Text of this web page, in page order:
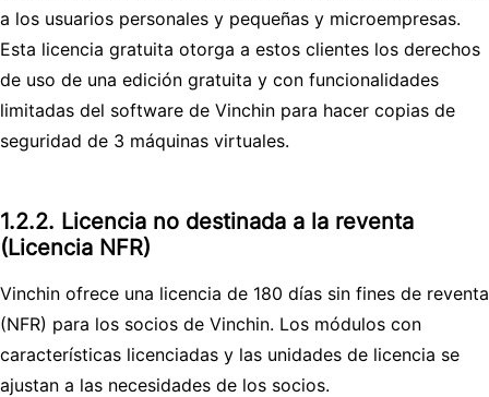
a los usuarios personales y pequeñas y microempresas.
Esta licencia gratuita otorga a estos clientes los derechos
de uso de una edición gratuita y con funcionalidades
limitadas del software de Vinchin para hacer copias de
seguridad de 3 máquinas virtuales.
1.2.2. Licencia no destinada a la reventa
(Licencia NFR)
Vinchin ofrece una licencia de 180 días sin fines de reventa
(NFR) para los socios de Vinchin. Los módulos con
características licenciadas y las unidades de licencia se
ajustan a las necesidades de los socios.